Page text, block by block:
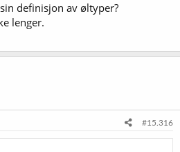
definisjon av øltyper?
lenger.
#15.316